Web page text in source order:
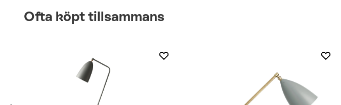
Ofta köpt tillsammans